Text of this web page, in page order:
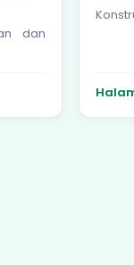
dan